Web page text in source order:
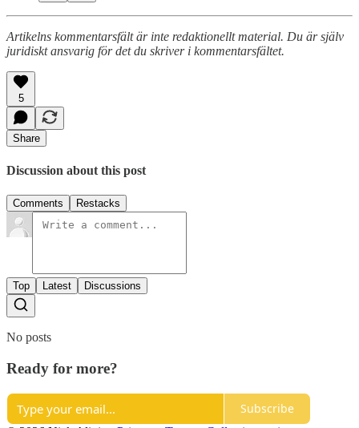
Artikelns kommentarsfält är inte redaktionellt material. Du är själv
juridiskt ansvarig för det du skriver i kommentarsfältet.
5
Share
Discussion about this post
Comments Restacks
Top Latest Discussions
No posts
Ready for more?
Subscribe